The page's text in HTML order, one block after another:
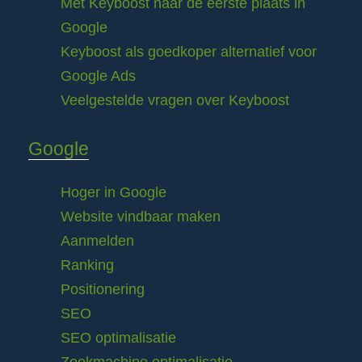
Google
Keyboost als goedkoper alternatief voor
Google Ads
Veelgestelde vragen over Keyboost
Google
Hoger in Google
Website vindbaar maken
Aanmelden
Ranking
Positionering
SEO
SEO optimalisatie